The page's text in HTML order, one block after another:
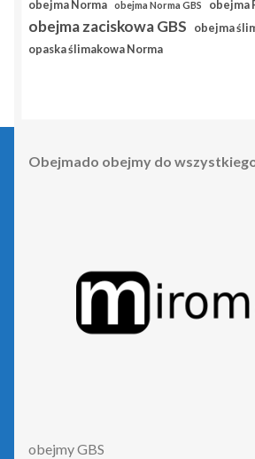
obejma Norma obejma Norma GBS obejma
obejma zaciskowa GBS
obejma
opaska ślimakowa Norma
Obejmado obejmy do
obejmy GBS